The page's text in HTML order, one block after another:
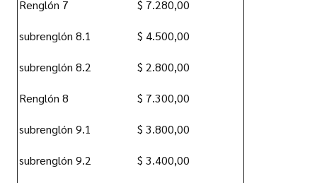
Renglón 7 $ 7.280,00
subrenglón 8.1 $ 4.500,00
subrenglón 8.2 $ 2.800,00
Renglón 8 $ 7.300,00
subrenglón 9.1 $ 3.800,00
subrenglón 9.2 $ 3.400,00